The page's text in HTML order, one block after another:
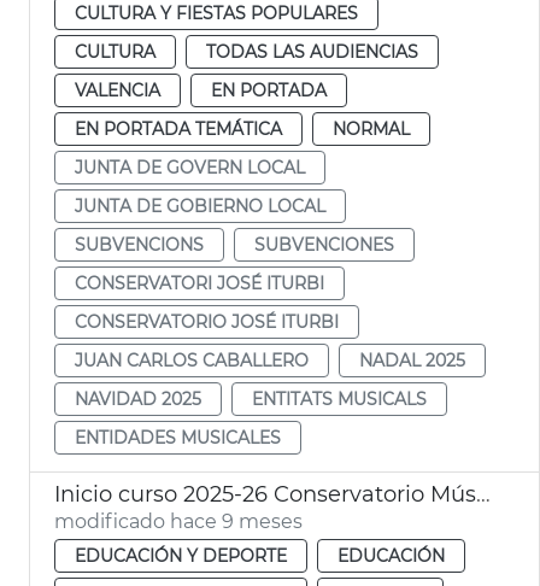
CULTURA Y FIESTAS POPULARES
CULTURA
TODAS LAS AUDIENCIAS
VALENCIA
EN PORTADA
EN PORTADA TEMÁTICA
NORMAL
JUNTA DE GOVERN LOCAL
JUNTA DE GOBIERNO LOCAL
SUBVENCIONS
SUBVENCIONES
CONSERVATORI JOSÉ ITURBI
CONSERVATORIO JOSÉ ITURBI
JUAN CARLOS CABALLERO
NADAL 2025
NAVIDAD 2025
ENTITATS MUSICALS
ENTIDADES MUSICALES
Inicio curso 2025-26 Conservatorio Música Jose Iturbi
modificado hace 9 meses
EDUCACIÓN Y DEPORTE
EDUCACIÓN